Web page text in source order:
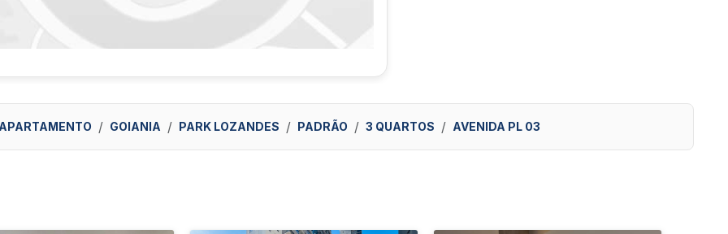
APARTAMENTO GOIANIA PARK LOZANDES PADRÃO 3 QUARTOS AVENIDA PL 03